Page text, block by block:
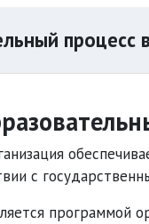
процесс
с
программой